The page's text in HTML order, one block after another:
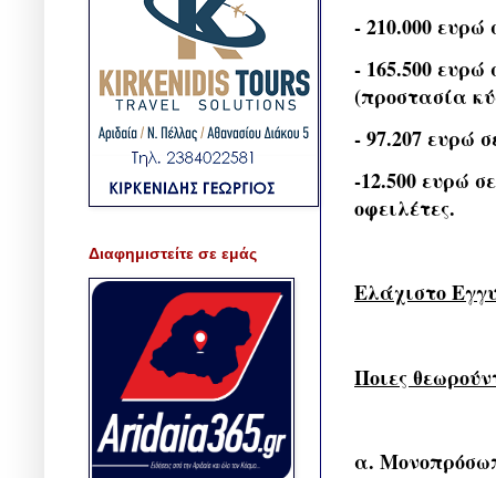
- 210.000 ευρώ
- 165.500 ευρώ
(προστασία
- 97.207 ευρώ
-12.500 ευρώ
οφειλέτες.
Ελάχιστο
Ποιες
α.
Διαφημιστείτε σε εμάς